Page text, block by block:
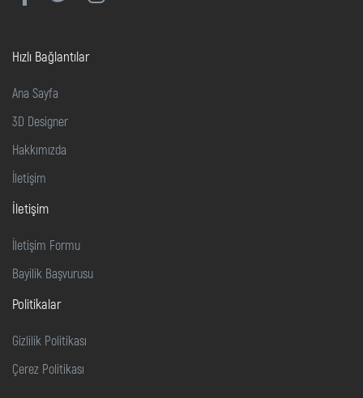
Hızlı Bağlantılar
Ana Sayfa
3D Designer
Hakkımızda
İletişim
İletişim
İletişim Formu
Bayilik Başvurusu
Politikalar
Gizlilik Politikası
Çerez Politikası